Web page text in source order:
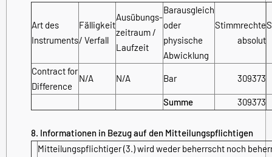
Art des
Instruments
Fälligkeit
/ Verfall
Ausübungs­
zeitraum /
Laufzeit
Barausgleich
oder
physische
Abwicklung
Stimmrechte
absolut
Contract for
Difference
N/A N/A Bar 309373
Summe 309373
8. Informationen in Bezug auf den Mitteilungspflichtigen
Mitteilungspflichtiger (3.) wird weder beherrscht noch